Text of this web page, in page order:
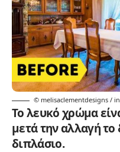
© melisaclementdesigns /
Το λευκό χρώμα
μετά την αλλαγή
διπλάσιο.